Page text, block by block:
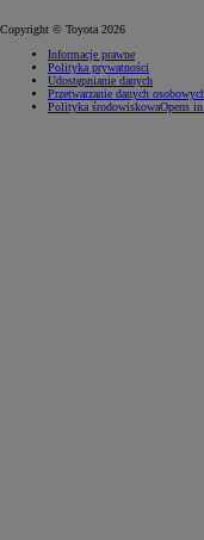
Copyright © Toyota 2026
Informacje prawne
Polityka prywatności
Udostępnianie danych
Przetwarzanie danych
Polityka środowiskowaOpens